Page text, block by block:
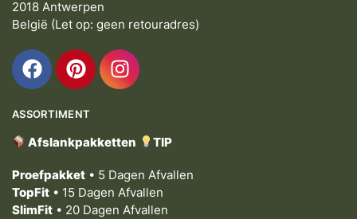
2018 Antwerpen
België (Let op: geen retouradres)
ASSORTIMENT
Afslankpakketten TIP
Proefpakket • 5 Dagen Afvallen
TopFit • 15 Dagen Afvallen
SlimFit • 20 Dagen Afvallen